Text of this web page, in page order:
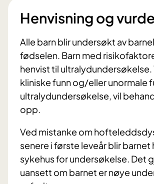
Henvisning og
Alle barn blir undersøkt av
fødselen. Barn med
henvist til ultralydundersøkelse.
kliniske funn og/eller unormale
ultralydundersøkelse, vil
opp.
Ved mistanke om
senere i første leveår blir barnet
sykehus for undersøkelse. Det
uansett om barnet er nøye